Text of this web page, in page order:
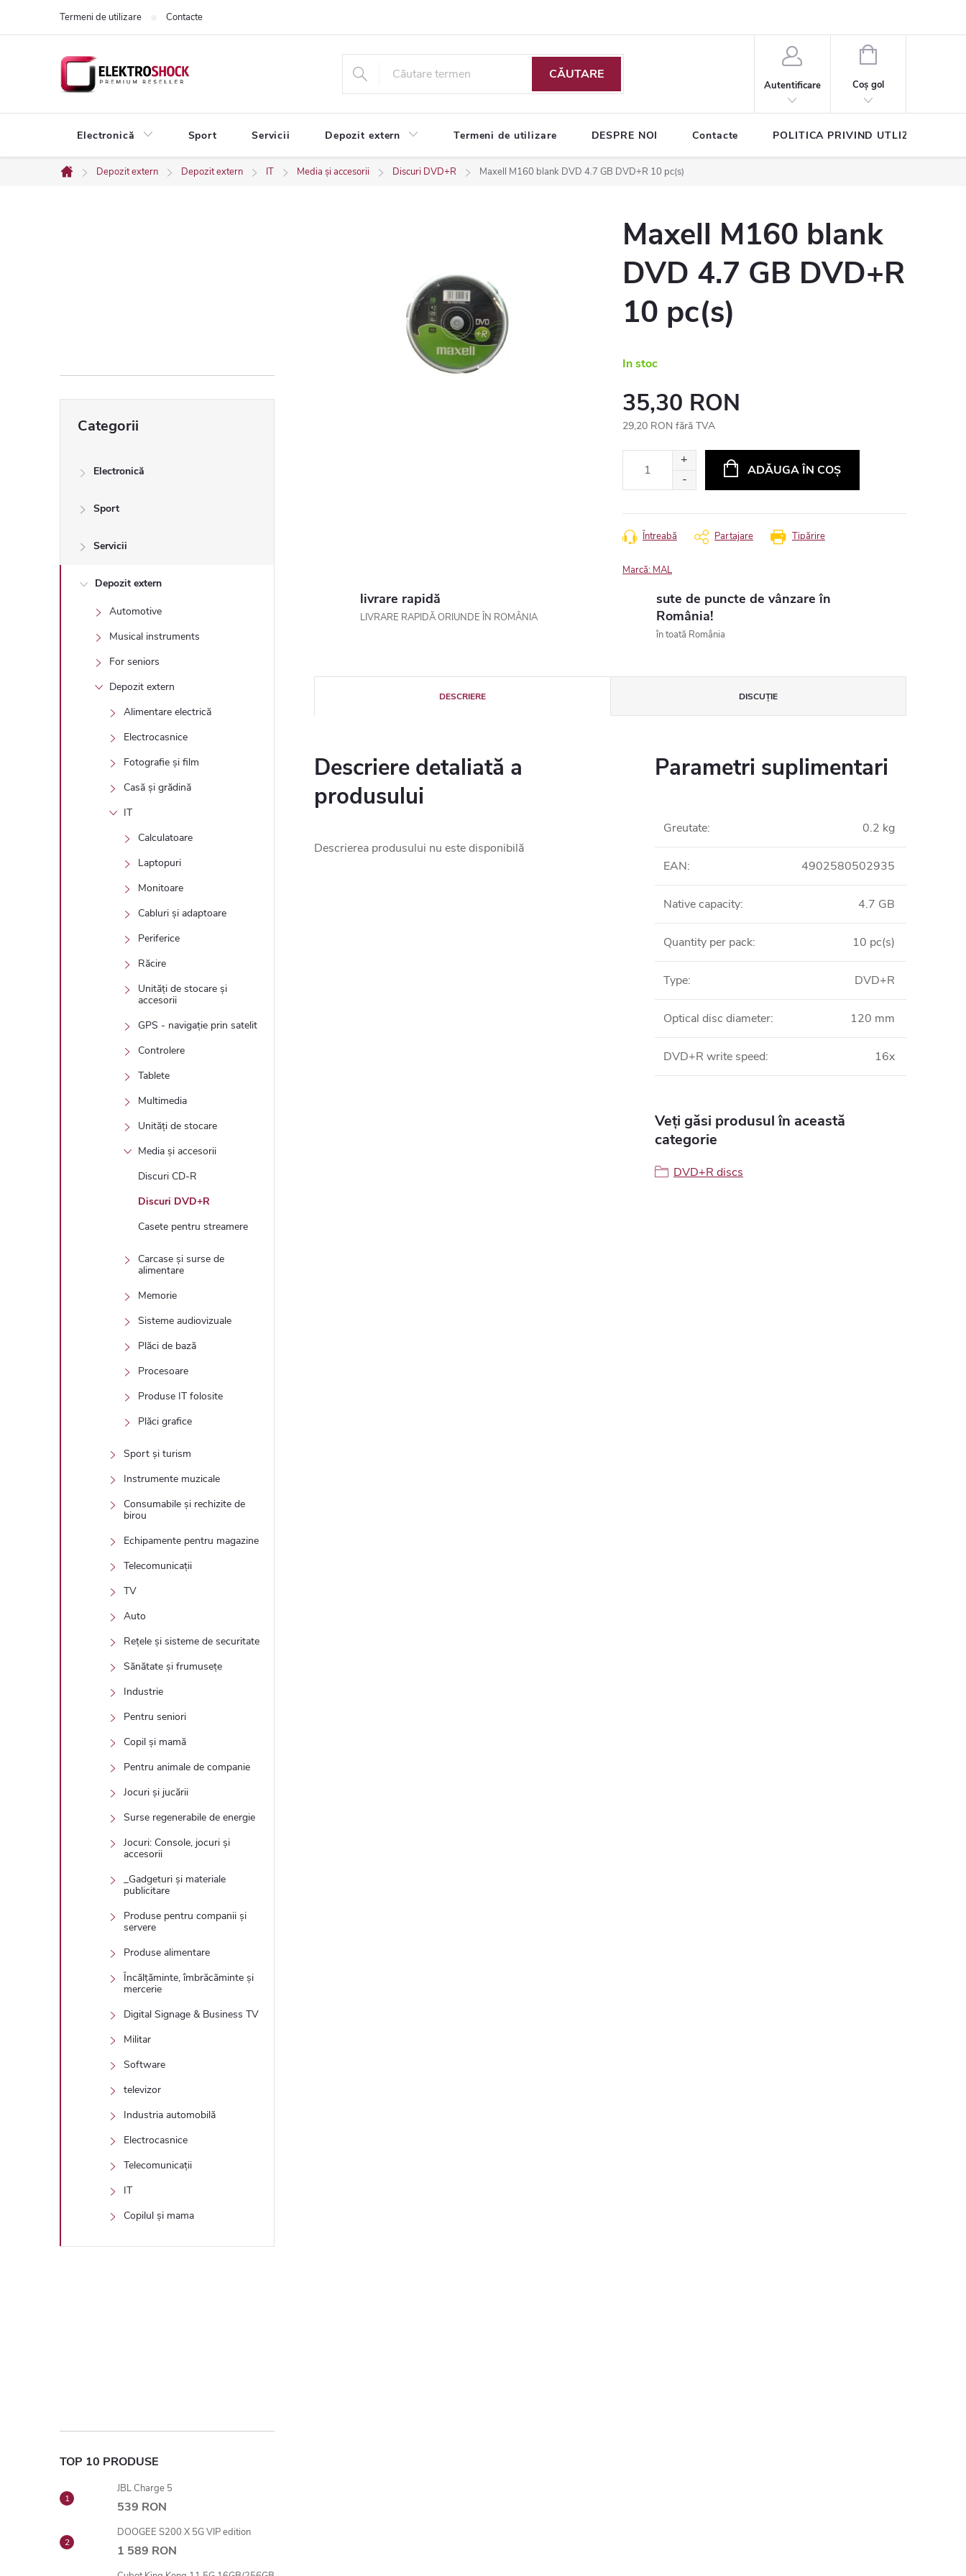
Termeni de utilizare Contacte
CĂUTARE
Autentificare
COŞ
CUMPĂRĂTURI
Coş gol
Electronică Sport Servicii Depozit extern Termeni de utilizare DESPRE NOI Contacte POLITICA PRIVIND UTLIZAREA
Acasă
Depozit extern Depozit extern IT Media și accesorii Discuri DVD+R Maxell M160 blank DVD 4.7 GB DVD+R 10 pc(s)
l
a
a
pesteCategorii
Electronică
Sport
Servicii
Depozit extern
Automotive
Musical instruments
For seniors
Depozit extern
Alimentare electrică
Electrocasnice
Fotografie și film
Casă și grădină
IT
Calculatoare
Laptopuri
Monitoare
Cabluri și adaptoare
Periferice
Răcire
Unități de stocare și
accesorii
GPS - navigație prin satelit
Controlere
Tablete
Multimedia
Unități de stocare
Media și accesorii
Discuri CD-R
Discuri DVD+R
Casete pentru streamere
Carcase și surse de
alimentare
Memorie
Sisteme audiovizuale
Plăci de bază
Procesoare
Produse IT folosite
Plăci grafice
Sport și turism
Instrumente muzicale
Consumabile și rechizite de
birou
Echipamente pentru magazine
Telecomunicații
TV
Auto
Rețele și sisteme de securitate
Sănătate și frumusețe
Industrie
Pentru seniori
Copil și mamă
Pentru animale de companie
Jocuri și jucării
Surse regenerabile de energie
Jocuri: Console, jocuri și
accesorii
_Gadgeturi și materiale
publicitare
Produse pentru companii și
servere
Produse alimentare
Încălțăminte, îmbrăcăminte și
mercerie
Digital Signage & Business TV
Militar
Software
televizor
Industria automobilă
Electrocasnice
Telecomunicații
IT
Copilul și mama
TOP 10 PRODUSE
JBL Charge 5
539 RON
DOOGEE S200 X 5G VIP edition
1 589 RON
Maxell M160 blank
DVD 4.7 GB DVD+R
10 pc(s)
In stoc
35,30 RON
29,20 RON fără TVA
ADĂUGA ÎN COŞ
Tipărire
Întreabă Partajare
Marcă: MAL
livrare rapidă
LIVRARE RAPIDĂ ORIUNDE ÎN ROMÂNIA
sute de puncte de vânzare în
România!
în toată România
DESCRIERE DISCUŢIE
Descriere detaliată a
produsului
Descrierea produsului nu este disponibilă
Parametri suplimentari
Greutate: 0.2 kg
EAN: 4902580502935
Native capacity: 4.7 GB
Quantity per pack: 10 pc(s)
Type: DVD+R
Optical disc diameter: 120 mm
DVD+R write speed: 16x
Veți găsi produsul în această
categorie
DVD+R discs